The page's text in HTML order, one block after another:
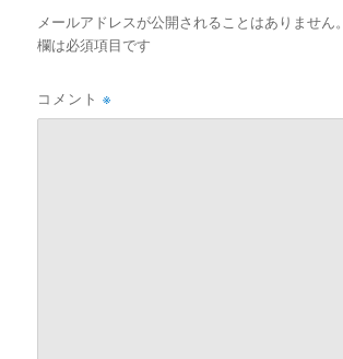
メールアドレスが公開されることはありません。
欄は必須項目です
コメント※